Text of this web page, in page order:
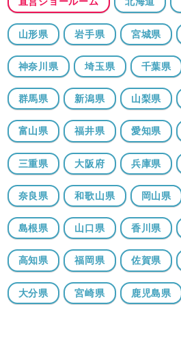
山形県 岩手県 宮城県
神奈川県 埼玉県 千葉県
群馬県 新潟県 山梨県
富山県 福井県 愛知県
三重県 大阪府 兵庫県
奈良県 和歌山県 岡山県
島根県 山口県 香川県
高知県 福岡県 佐賀県
大分県 宮崎県 鹿児島県